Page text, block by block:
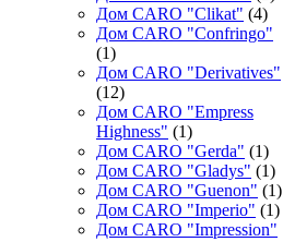
Дом CARO "Clikat" (4)
Дом CARO "Confringo"
(1)
Дом CARO "Derivatives"
(12)
Дом CARO "Empress
Highness" (1)
Дом CARO "Gerda" (1)
Дом CARO "Gladys" (1)
Дом CARO "Guenon" (1)
Дом CARO "Imperio" (1)
Дом CARO "Impression"